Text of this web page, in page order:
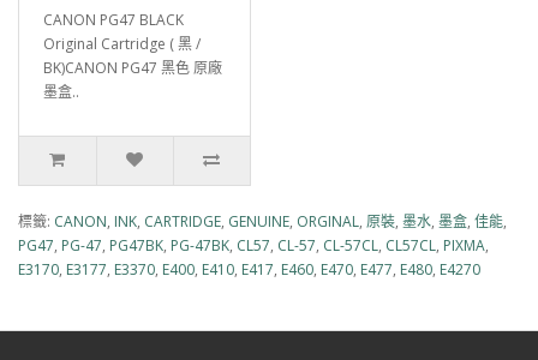
CANON PG47 BLACK
Original Cartridge ( 黑 /
BK)CANON PG47 黑色 原廠
墨盒..
標籤: CANON, INK, CARTRIDGE, GENUINE, ORGINAL, 原裝, 墨水, 墨盒, 佳能,
PG47, PG-47, PG47BK, PG-47BK, CL57, CL-57, CL-57CL, CL57CL, PIXMA,
E3170, E3177, E3370, E400, E410, E417, E460, E470, E477, E480, E4270